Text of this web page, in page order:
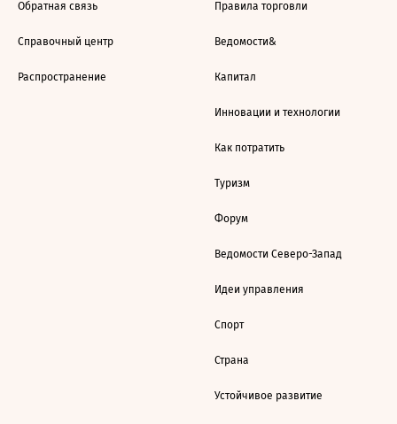
Обратная связь
Справочный центр
Распространение
Правила торговли
Ведомости&
Капитал
Инновации и технологии
Как потратить
Туризм
Форум
Ведомости Северо-Запад
Идеи управления
Спорт
Страна
Устойчивое развитие